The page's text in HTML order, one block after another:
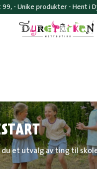
99, - Unike produkter - Hent i
du et utvalg av ting til